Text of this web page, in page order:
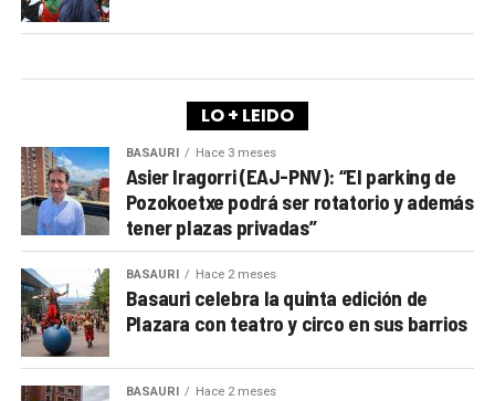
LO + LEIDO
BASAURI Hace 3 meses
Asier Iragorri (EAJ-PNV): “El parking de
Pozokoetxe podrá ser rotatorio y además
tener plazas privadas”
BASAURI Hace 2 meses
Basauri celebra la quinta edición de
Plazara con teatro y circo en sus barrios
BASAURI Hace 2 meses